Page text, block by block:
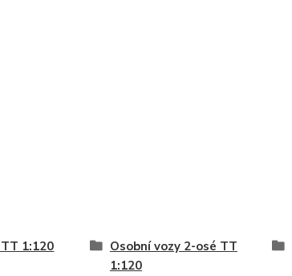
1:120
Osobní vozy 2-osé TT
1:120